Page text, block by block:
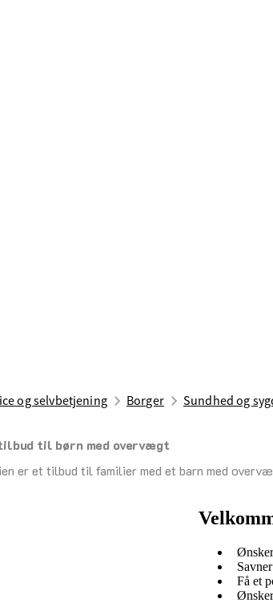
og selvbetjening Borger Sundhed og
­til ­børn ­med ­o­ver­vægt
er et tilbud til familier med et barn med
2025
Få et